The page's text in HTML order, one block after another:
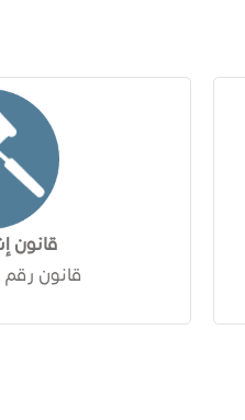
قانون
قانون رقم (2) لعام